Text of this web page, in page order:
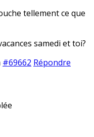
tellement ce que
samedi et toi?
#69662 Répondre